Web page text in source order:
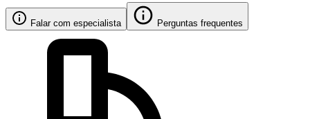
Falar com especialista Perguntas frequentes